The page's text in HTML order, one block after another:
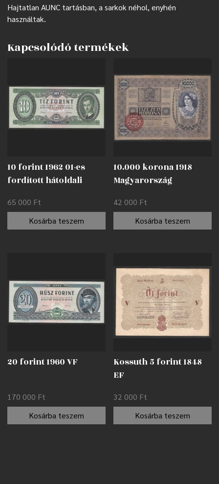
Hajtatlan AUNC tartásban, a sarkok néhol, enyhén
használtak.
Kapcsolódó termékek
10 forint 1962 01-es
fordított hátoldali
65 000 Ft
Kosárba teszem
10.000 korona 1918
Magyarország
42 000 Ft
Kosárba teszem
20 forint 1960 VF
170 000 Ft
Kosárba teszem
Kossuth 5 forint 1848
EF
32 000 Ft
Kosárba teszem